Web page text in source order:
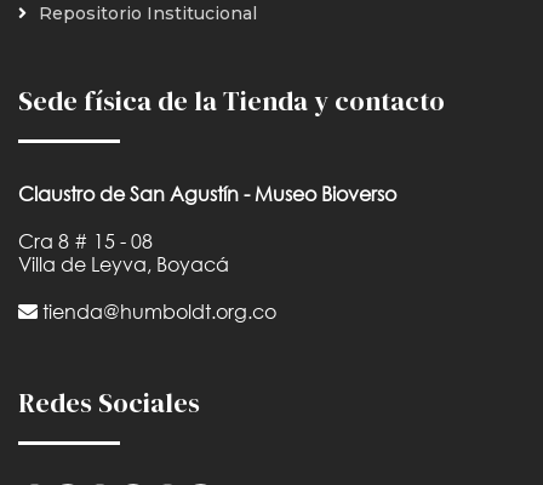
Repositorio Institucional
Sede física de la Tienda y contacto
Claustro de San Agustín - Museo Bioverso
Cra 8 # 15 - 08
Villa de Leyva, Boyacá
tienda@humboldt.org.co
Redes Sociales